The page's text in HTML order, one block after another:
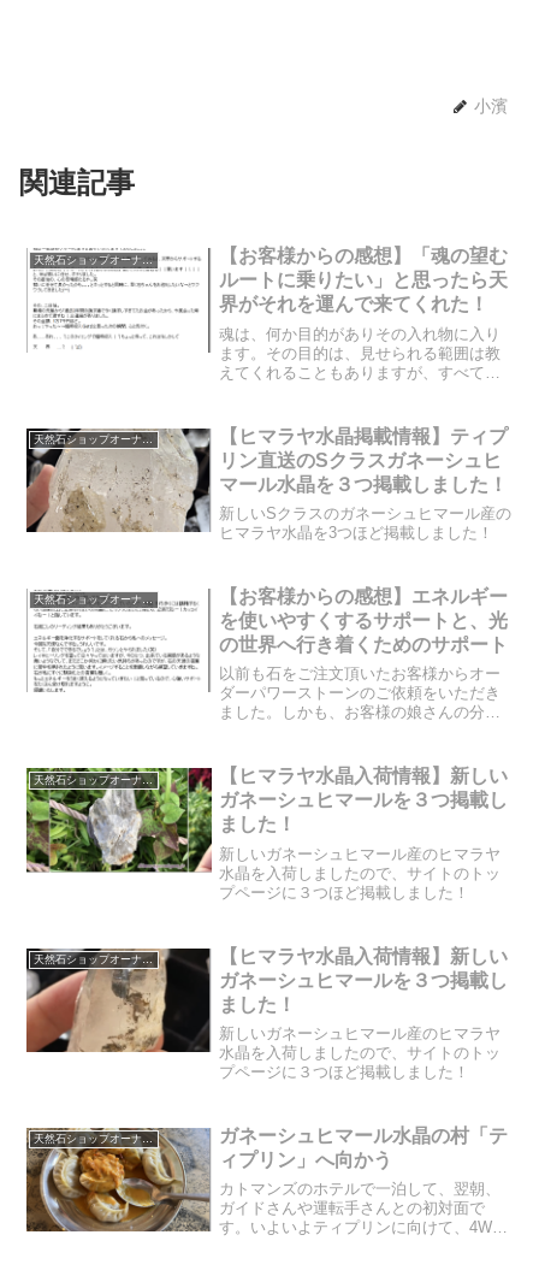
小濱
関連記事
天然石ショップオーナーのブログ
【お客様からの感想】「魂の望む
ルートに乗りたい」と思ったら天
界がそれを運んで来てくれた！
魂は、何か目的がありその入れ物に入り
ます。その目的は、見せられる範囲は教
えてくれることもありますが、すべて教
その部分が見えるような内容が出てきま
した。いったいどのような...
【ヒマラヤ水晶掲載情報】ティプ
リン直送のSクラスガネーシュヒ
マール水晶を３つ掲載しました！
新しいSクラスのガネーシュヒマール産の
ヒマラヤ水晶を3つほど掲載しました！
天然石ショップオーナーのブログ
【お客様からの感想】エネルギー
を使いやすくするサポートと、光
の世界へ行き着くためのサポート
以前も石をご注文頂いたお客様からオー
ダーパワーストーンのご依頼をいただき
ました。しかも、お客様の娘さんの分
どのような内容だったのでしょうか？リ
ーディング結果の中のメッセ...
天然石ショップオーナーのブログ
【ヒマラヤ水晶入荷情報】新しい
ガネーシュヒマールを３つ掲載し
ました！
新しいガネーシュヒマール産のヒマラヤ
水晶を入荷しましたので、サイトのトッ
プページに３つほど掲載しました！
天然石ショップオーナーのブログ
【ヒマラヤ水晶入荷情報】新しい
ガネーシュヒマールを３つ掲載し
ました！
新しいガネーシュヒマール産のヒマラヤ
水晶を入荷しましたので、サイトのトッ
プページに３つほど掲載しました！
天然石ショップオーナーのブログ
ガネーシュヒマール水晶の村「テ
ィプリン」へ向かう
カトマンズのホテルで一泊して、翌朝、
ガイドさんや運転手さんとの初対面で
す。いよいよティプリンに向けて、4WD